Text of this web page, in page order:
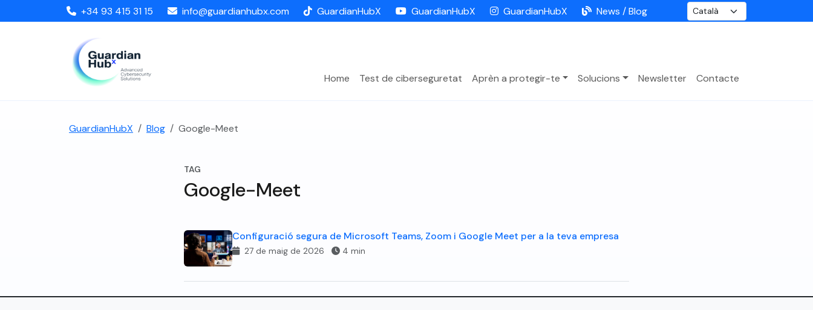
+34 93 415 31 15 info@guardianhubx.com GuardianHubX GuardianHubX GuardianHubX News / Blog
Home Test de ciberseguretat Aprèn a protegir-te Solucions Newsletter Contacte
GuardianHubX Blog Google-Meet
TAG
Google-Meet
Configuració segura de Microsoft Teams, Zoom i Google Meet per a la teva empresa
27 de maig de 2026 4 min